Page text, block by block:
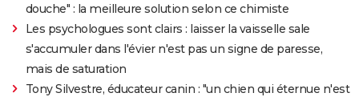
douche" : la meilleure solution selon ce chimiste
Les psychologues sont clairs : laisser la vaisselle sale
s'accumuler dans l'évier n'est pas un signe de paresse,
mais de saturation
Tony Silvestre, éducateur canin : "un chien qui éternue n'est